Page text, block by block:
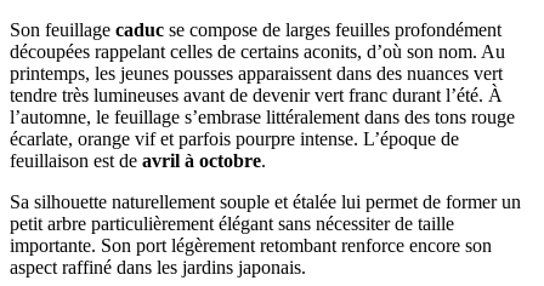
Son feuillage caduc se compose de larges feuilles profondément
découpées rappelant celles de certains aconits, d’où son nom. Au
printemps, les jeunes pousses apparaissent dans des nuances vert
tendre très lumineuses avant de devenir vert franc durant l’été. À
l’automne, le feuillage s’embrase littéralement dans des tons rouge
écarlate, orange vif et parfois pourpre intense. L’époque de
feuillaison est de avril à octobre.
Sa silhouette naturellement souple et étalée lui permet de former un
petit arbre particulièrement élégant sans nécessiter de taille
importante. Son port légèrement retombant renforce encore son
aspect raffiné dans les jardins japonais.